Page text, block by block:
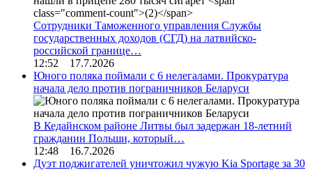
Сотрудники Таможенного управления Службы
государственных доходов (СГД) на латвийско-
российской границе…
12:52 17.7.2026
Юного поляка поймали с 6 нелегалами. Прокуратура
начала дело против пограничников Беларуси
В Кедайнском районе Литвы был задержан 18-летний
гражданин Польши, который…
12:48 16.7.2026
Дуэт поджигателей уничтожил чужую Kia Sportage за 30